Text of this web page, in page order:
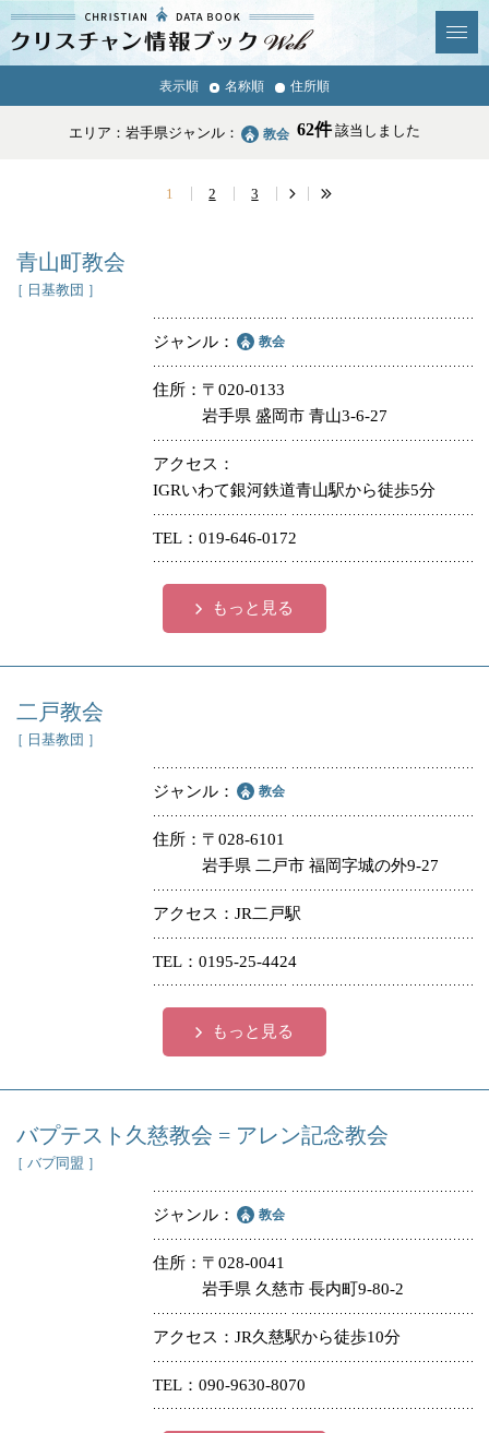
情報ブックとは
News & Topics
学校・幼稚園・神学校
医療・福祉
各種団体
フリーワード
表示順 名称順 住所順
エリア：岩手県ジャンル： 教会 62件該当しました
1 2 3
青山町教会
［ 日基教団 ］
ジャンル 教会
住所
〒020-0133
岩手県 盛岡市 青山3-6-27
アクセス
IGRいわて銀河鉄道青山駅から徒歩5分
TEL 019-646-0172
もっと見る
二戸教会
［ 日基教団 ］
ジャンル 教会
住所
〒028-6101
岩手県 二戸市 福岡字城の外9-27
アクセス JR二戸駅
TEL 0195-25-4424
もっと見る
バプテスト久慈教会 = アレン記念教会
［ バプ同盟 ］
ジャンル 教会
住所
〒028-0041
岩手県 久慈市 長内町9-80-2
アクセス JR久慈駅から徒歩10分
TEL 090-9630-8070